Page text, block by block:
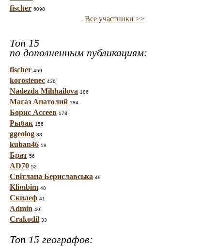
fischer 6098
Все участники >>
Топ 15
по дополненным публикациям:
fischer 459
korostenec 436
Nadezda Mihhailova 186
Магаз Анатолий 184
Борис Ассеев 178
Рыбак 156
ggeolog 88
kuban46 59
Брат 56
AD70 52
Світлана Бериславська 49
Klimbim 48
Скилеф 41
Admin 40
Crakodil 33
Топ 15 географов: